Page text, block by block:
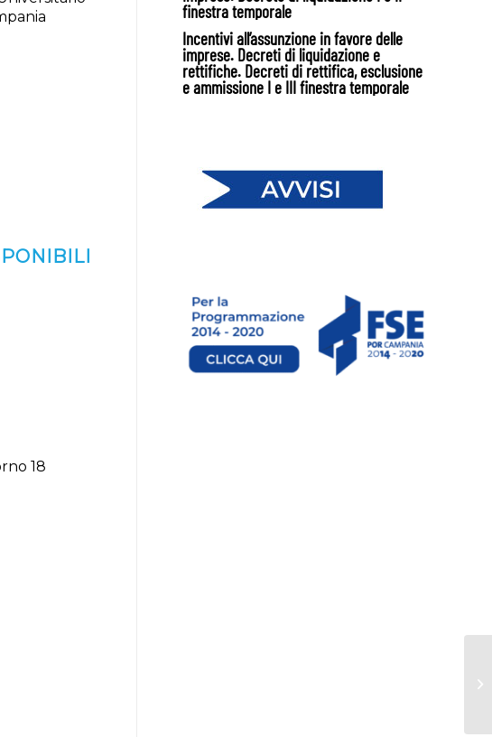
18
finestra temporale
Incentivi all’assunzione in favore delle
imprese. Decreti di liquidazione e
rettifiche. Decreti di rettifica, esclusione
e ammissione I e III finestra temporale